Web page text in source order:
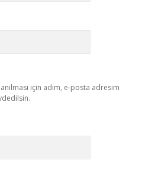
için adım, e-posta adresim